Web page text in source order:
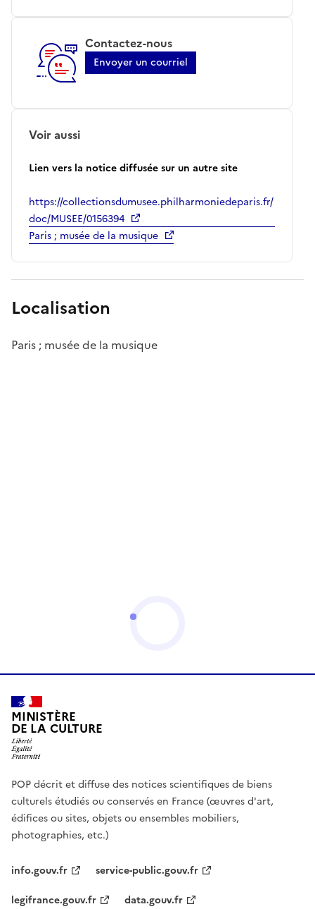
Contactez-nous
Envoyer un courriel
Voir aussi
Lien vers la notice diffusée sur un autre site
https://collectionsdumusee.philharmoniedeparis.fr/
doc/MUSEE/0156394
Paris ; musée de la musique
Localisation
Paris ; musée de la musique
MINISTÈRE
DE LA CULTURE
POP décrit et diffuse des notices scientifiques de biens
culturels étudiés ou conservés en France (œuvres d'art,
édifices ou sites, objets ou ensembles mobiliers,
photographies, etc.)
info.gouv.fr
service-public.gouv.fr
legifrance.gouv.fr
data.gouv.fr